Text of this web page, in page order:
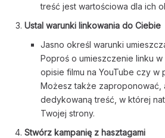
treść jest wartościowa dla ich
Ustal warunki linkowania do Ciebie
Jasno określ warunki
Poproś o umieszczenie linku w
opisie filmu na YouTube czy w
Możesz także zaproponować,
dedykowaną treść, w której
Twojej strony.
Stwórz kampanię z hasztagami